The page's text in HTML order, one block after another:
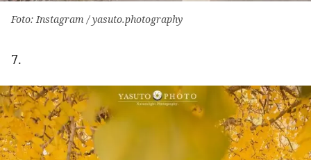
Foto: Instagram / yasuto.photography
7.